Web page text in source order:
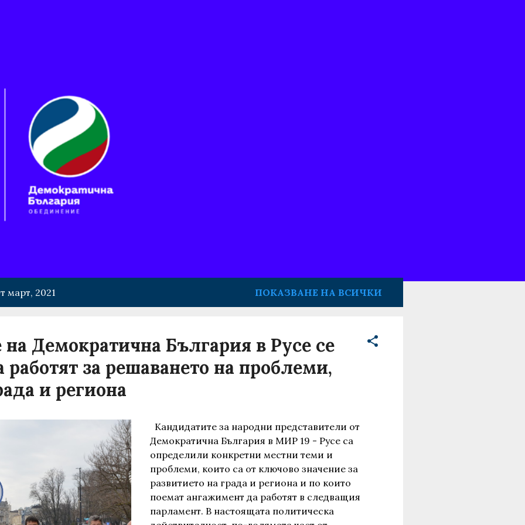
март, 2021 ПОКАЗВАНЕ НА ВСИЧКИ
Демократична България в Русе се
работят за решаването на проблеми,
и региона
Кандидатите за народни представители от
Демократична България в МИР 19 - Русе са
определили конкретни местни теми и
проблеми, които са от ключово значение за
развитието на града и региона и по които
поемат ангажимент да работят в следващия
парламент. В настоящата политическа